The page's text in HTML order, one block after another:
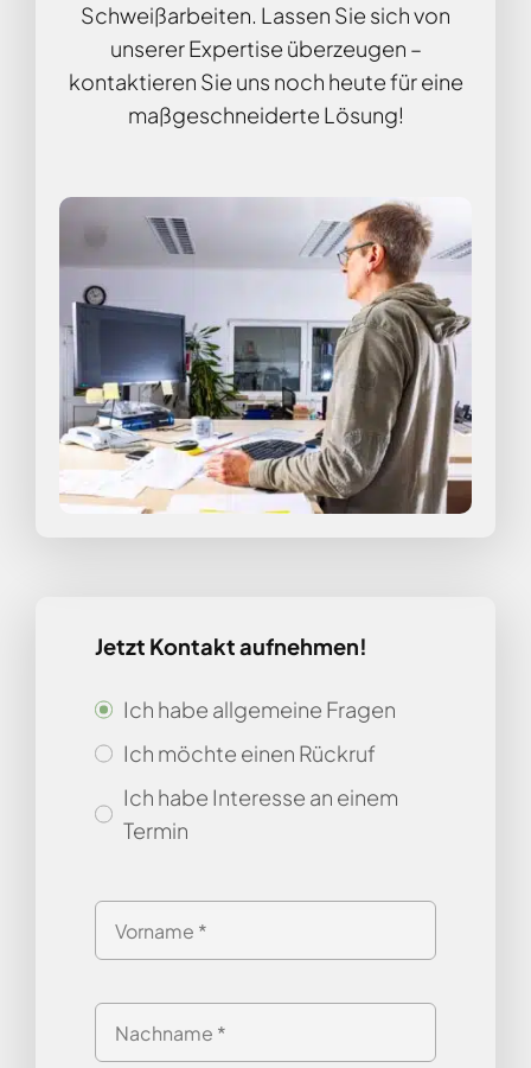
Schweißarbeiten. Lassen Sie sich von
unserer Expertise überzeugen –
kontaktieren Sie uns noch heute für eine
maßgeschneiderte Lösung!
Jetzt Kontakt aufnehmen!
Ich habe allgemeine Fragen
Ich möchte einen Rückruf
Ich habe Interesse an einem
Termin